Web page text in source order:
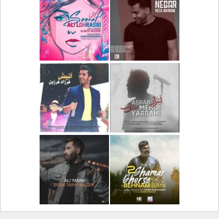
دانلود آلبوم جدید سیروان
خسروی بنام مونولوگ
دانلود آهنگ جدید علیرضا
قربانی بنام خیال خوش
دانلود آهنگ جدید رضا
بهرام بنام نگار
دانلود آهنگ جدید علی
لهراسبی بنام صورت
دانلود آهنگ جدید مهدی
یراحی بنام اسرار
دانلود آهنگ جدید فرزاد
فرزین بنام آتیش